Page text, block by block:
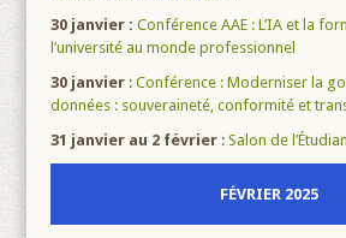
30 janvier:Conférence AAE : L’IA et la
l’université au monde professionnel
30 janvier :Conférence : Moderniser la
données : souveraineté, conformité et
31 janvier au 2 février :Salon de
FÉVRIER 2025